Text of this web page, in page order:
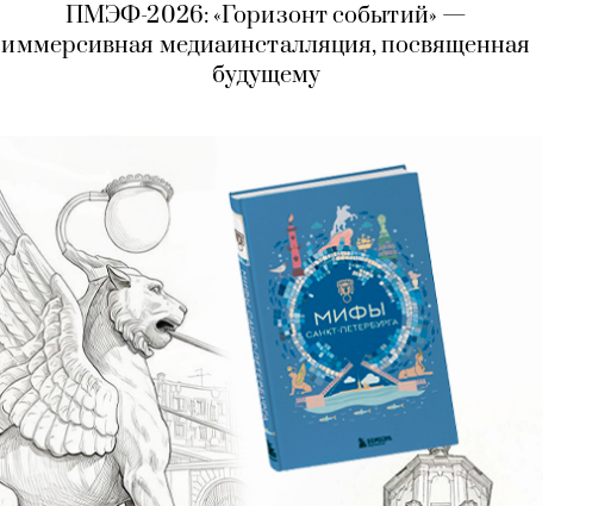
ПМЭФ-2026: «Горизонт событий» —
иммерсивная медиаинсталляция, посвященная
будущему